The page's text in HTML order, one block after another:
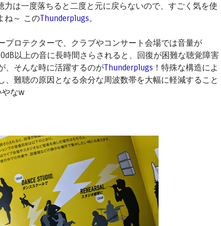
力は一度落ちると二度と元に戻らないので、すごく気を使
ね～ このThunderplugs。
プロテクターで、クラブやコンサート会場では音量が
以上の音に長時間さらされると、回復が困難な聴覚障害
、そんな時に活躍するのがThunderplugs ！特殊な構造によ
、難聴の原因となる余分な周波数帯を大幅に軽減すること
やなw